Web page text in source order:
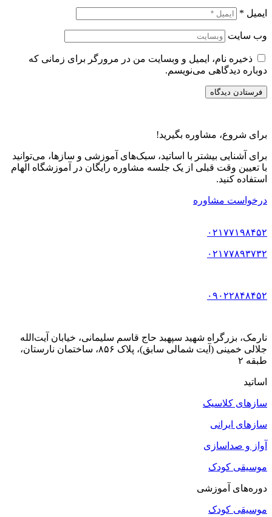
ایمیل *
وب‌ سایت
ذخیره نام، ایمیل و وبسایت من در مرورگر برای زمانی که
دوباره دیدگاهی می‌نویسم.
برای شروع، مشاوره بگیرید!
برای آشنایی بیشتر با اساتید، سبک‌های آموزشی و سازها، می‌توانید
با تعیین وقت قبلی از یک جلسه مشاوره رایگان در آموزشگاه الهام
استفاده کنید.
درخواست مشاوره
۰۲۱۷۷۱۹۸۴۵۲
۰۲۱۷۷۸۹۳۷۳۲
۰۹۰۲۲۸۴۸۴۵۲
نارمک، بزرگراه شهید سپهبد حاج قاسم سلیمانی، خیابان آیت‌الله
جلالی خمینی (آیت شمالی سابق)، پلاک ۸۵۶، ساختمان نارستان،
طبقه ۲
اساتید
سازهای کلاسیک
سازهای ایرانی
آواز و صداسازی
موسیقی کودک
دوره‌های آموزشی
موسیقی کودک